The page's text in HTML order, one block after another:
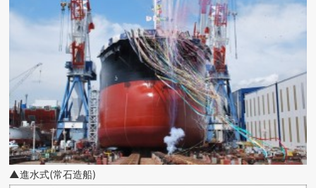
▲進水式(常石造船)